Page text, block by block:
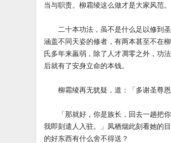
当与职责。柳霜绫这么做才是大家风范。
二十本功法，虽不是什么足以修到圣
涵盖不同天姿的修者，有两本甚至不在
氏多年来羸弱，除了人才凋零之外，功
后就有了安身立命的本钱。
柳霜绫再无犹疑，道：「多谢圣尊恩
「那就好，你是族长，回去一趟把你
我即刻遣人入驻。」凤栖烟此刻看她的
的好东西有什么舍不得送？